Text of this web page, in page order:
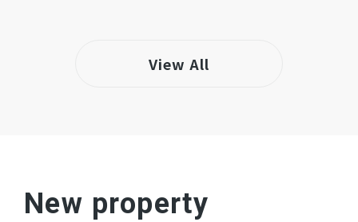
View All
New property